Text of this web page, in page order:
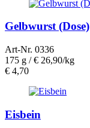
Gelbwurst (Dose)
Art-Nr. 0336
175 g /€ 26,90/kg
€ 4,70
Eisbein